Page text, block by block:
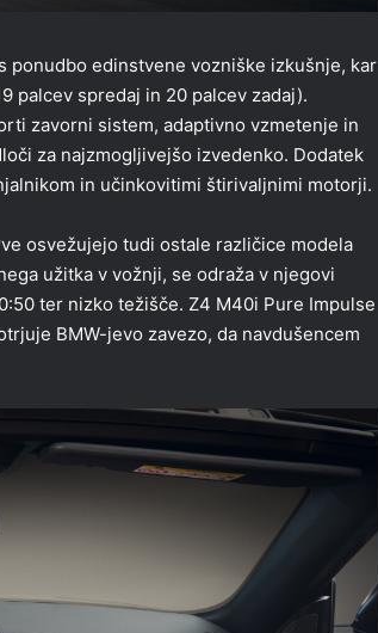
ponudbo edinstvene vozniške izkušnje, kar
palcev spredaj in 20 palcev zadaj).
zavorni sistem, adaptivno vzmetenje in
za najzmogljivejšo izvedenko. Dodatek
in učinkovitimi štirivaljnimi motorji.
osvežujejo tudi ostale različice modela
užitka v vožnji, se odraža v njegovi
ter nizko težišče. Z4 M40i Pure Impulse
BMW-jevo zavezo, da navdušencem